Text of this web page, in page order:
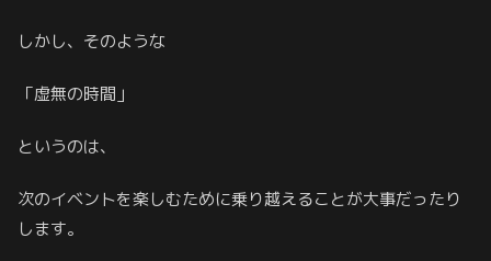
しかし、そのような
「虚無の時間」
というのは、
次のイベントを楽しむために乗り越えることが大事だったり
します。